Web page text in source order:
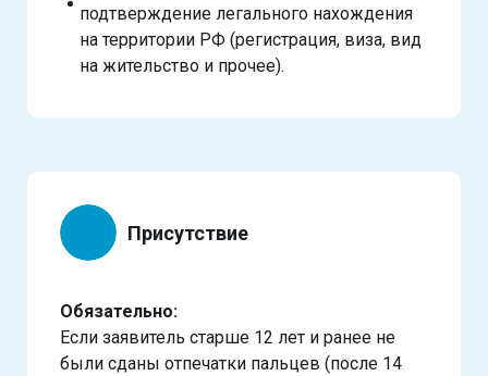
подтверждение легального нахождения
на территории РФ (регистрация, виза, вид
на жительство и прочее).
Присутствие
Обязательно:
Если заявитель старше 12 лет и ранее не
были сданы отпечатки пальцев (после 14